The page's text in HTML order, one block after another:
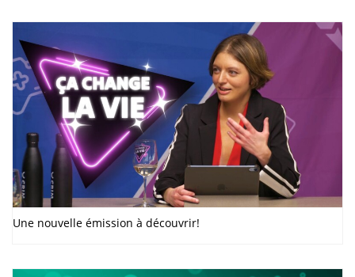
Une nouvelle émission à découvrir!